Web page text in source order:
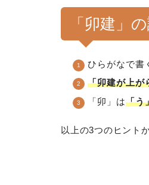
「卯建」
ひらがなで書
「卯建が上が
「卯」は「う
以上の3つのヒント